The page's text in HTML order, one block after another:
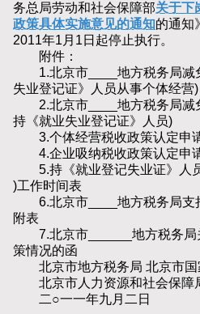
务总局劳动和社会保障部关于下
政策具体实施意见的通知的通知
2011年1月1日起停止执行。
附件：
1.北京市____地方税务局减
失业登记证》人员从事个体经营)
2.北京市____地方税务局减
持《就业失业登记证》人员)
3.个体经营税收政策认定申
4.企业吸纳税收政策认定申
5.持《就业登记失业证》人
)工作时间表
6.北京市____地方税务局支
附表
7.北京市______地方税务局
策情况的函
北京市地方税务局 北京市国
北京市人力资源和社会保障
二○一一年九月二日